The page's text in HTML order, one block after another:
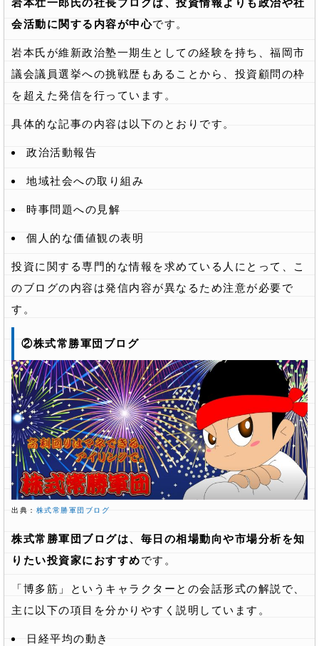
岩本壮一郎氏の社長ブログは、投資情報よりも政治や社
会活動に関する内容が中心です。
岩本氏が維新政治塾一期生としての経験を持ち、福岡市
議会議員選挙への挑戦歴もあることから、投資顧問の枠
を超えた発信を行っています。
具体的な記事の内容は以下のとおりです。
政治活動報告
地域社会への取り組み
時事問題への見解
個人的な価値観の表明
投資に関する専門的な情報を求めている人にとって、こ
のブログの内容は発信内容が異なるため注意が必要で
す。
②株式常勝軍団ブログ
出典： 株式常勝軍団ブログ
株式常勝軍団ブログは、毎日の相場動向や市場分析を知
りたい投資家におすすめです。
「博多筋」というキャラクターとの会話形式の解説で、
主に以下の項目を分かりやすく説明しています。
日経平均の動き